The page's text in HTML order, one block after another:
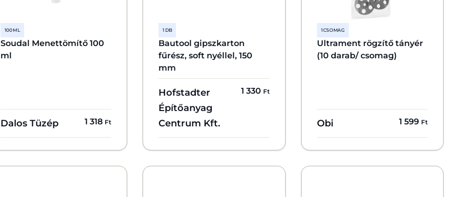
100 ML
Soudal Menettömítő 100
ml
Dalos Tüzép 1 318 Ft
1 DB
Bautool gipszkarton
fűrész, soft nyéllel, 150
mm
Hofstadter
Építőanyag
Centrum Kft.
1 330 Ft
1 CSOMAG
Ultrament rögzítő tányér
(10 darab/ csomag)
Obi 1 599 Ft